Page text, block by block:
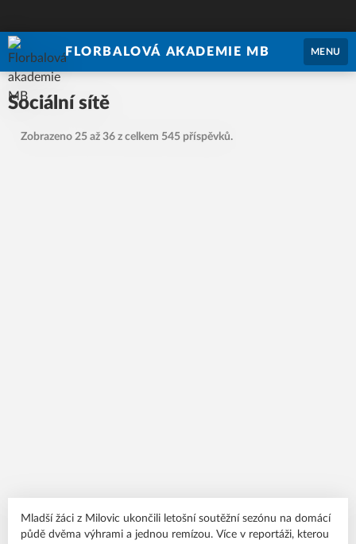
FLORBALOVÁ AKADEMIE MB MENU
Sociální sítě
Zobrazeno 25 až 36 z celkem 545 příspěvků.
Mladší žáci z Milovic ukončili letošní soutěžní sezónu na domácí
půdě dvěma výhrami a jednou remízou. Více v reportáži, kterou